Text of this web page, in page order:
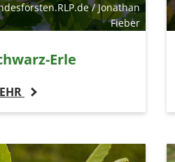
/ Jonathan
Fieber
Erle